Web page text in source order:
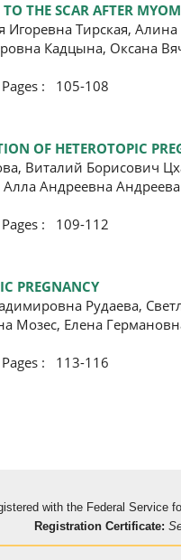
THE SCAR AFTER
Тирская,
Кадцына, Оксана
: 105-108
OF HETEROTOPIC
Виталий Борисович
Андреевна Андреева
: 109-112
PREGNANCY
Рудаева,
Мозес, Елена
: 113-116
with the Federal Service
Registration Certificate: